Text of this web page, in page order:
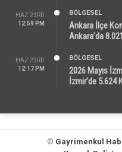
HAZ 23RD
12:59 PM
BÖLGESEL
Ankara İlçe
Ankara’da
HAZ 23RD
12:17 PM
BÖLGESEL
2026 Mayıs
İzmir’de 5.624
© Gayrimenkul